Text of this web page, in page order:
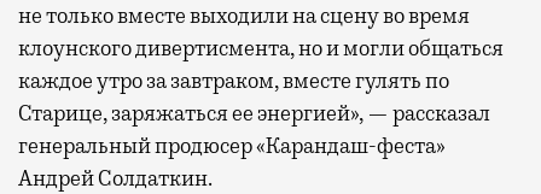
не только вместе выходили на сцену во время
клоунского дивертисмента, но и могли общаться
каждое утро за завтраком, вместе гулять по
Старице, заряжаться ее энергией», — рассказал
генеральный продюсер «Карандаш-феста»
Андрей Солдаткин.